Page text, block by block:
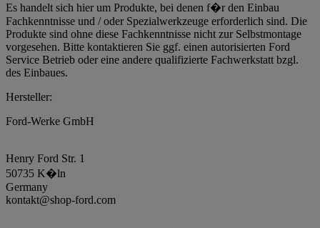
Es handelt sich hier um Produkte, bei denen f�r den Einbau
Fachkenntnisse und / oder Spezialwerkzeuge erforderlich sind. Die
Produkte sind ohne diese Fachkenntnisse nicht zur Selbstmontage
vorgesehen. Bitte kontaktieren Sie ggf. einen autorisierten Ford
Service Betrieb oder eine andere qualifizierte Fachwerkstatt bzgl.
des Einbaues.
Hersteller:
Ford-Werke GmbH
Henry Ford Str. 1
50735 K�ln
Germany
kontakt@shop-ford.com